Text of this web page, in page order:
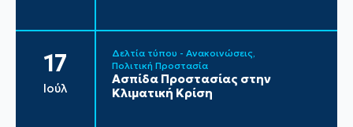
17
Ιούλ
Δελτία τύπου - Ανακοινώσεις
Πολιτική Προστασία
Ασπίδα Προστασίας στην
Κλιματική Κρίση